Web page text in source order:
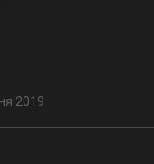
2019